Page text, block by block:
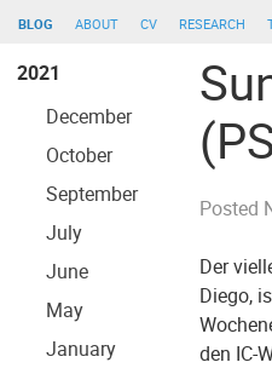
blog about cv research
2021
December
October
September
July
June
May
January
Posted
Der
Diego,
den IC-